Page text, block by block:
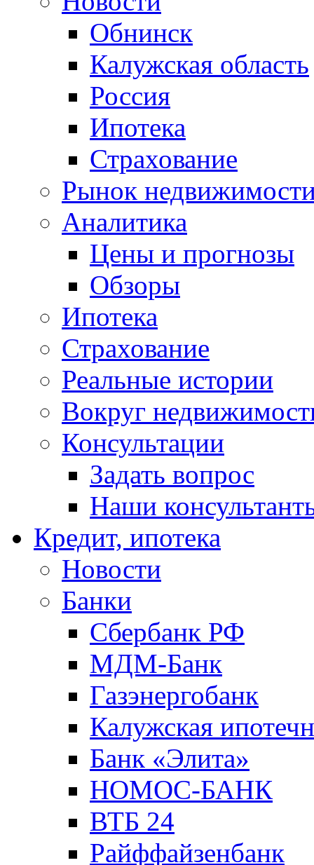
Обнинск
Калужская область
Россия
Ипотека
Страхование
Рынок
Аналитика
Цены и прогнозы
Обзоры
Ипотека
Страхование
Реальные истории
Вокруг
Консультации
Задать вопрос
Наши
Кредит, ипотека
Новости
Банки
Сбербанк РФ
МДМ-Банк
Газэнергобанк
Калужская
Банк «Элита»
НОМОС-БАНК
ВТБ 24
Райффайзенбанк